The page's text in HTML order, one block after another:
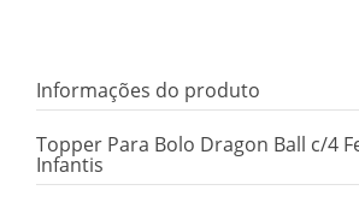
Informações do produto
Topper Para Bolo Dragon Ball c/4
Infantis